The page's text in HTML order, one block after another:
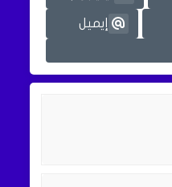
إيميل